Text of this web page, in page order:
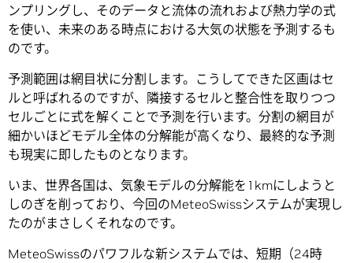
ンプリングし、そのデータと流体の流れおよび熱力学の式
を使い、未来のある時点における大気の状態を予測するも
のです。
予測範囲は網目状に分割します。こうしてできた区画はセ
ルと呼ばれるのですが、隣接するセルと整合性を取りつつ
セルごとに式を解くことで予測を行います。分割の網目が
細かいほどモデル全体の分解能が高くなり、最終的な予測
も現実に即したものとなります。
いま、世界各国は、気象モデルの分解能を1kmにしようと
しのぎを削っており、今回のMeteoSwissシステムが実現し
たのがまさしくそれなのです。
MeteoSwissのパワフルな新システムでは、短期（24時